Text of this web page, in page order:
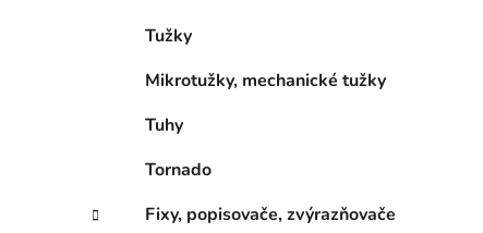
Tužky
Mikrotužky, mechanické tužky
Tuhy
Tornado
Fixy, popisovače, zvýrazňovače